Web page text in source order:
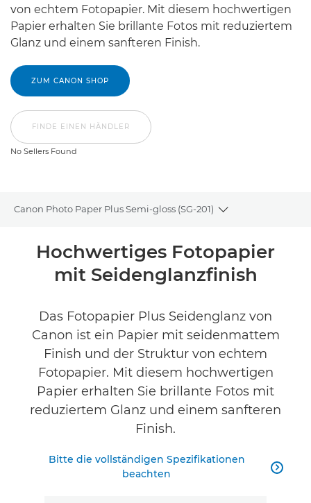
von echtem Fotopapier. Mit diesem hochwertigen
Papier erhalten Sie brillante Fotos mit reduziertem
Glanz und einem sanfteren Finish.
ZUM CANON SHOP
FINDE EINEN HÄNDLER
No Sellers Found
Canon Photo Paper Plus Semi-gloss (SG-201)
Toggle
Übersicht
Technische Daten
Produktbewertungen
FINDE EINEN HÄNDLER
Hochwertiges Fotopapier
mit Seidenglanzfinish
Das Fotopapier Plus Seidenglanz von
Canon ist ein Papier mit seidenmattem
Finish und der Struktur von echtem
Fotopapier. Mit diesem hochwertigen
Papier erhalten Sie brillante Fotos mit
reduziertem Glanz und einem sanfteren
Finish.
Bitte die vollständigen Spezifikationen
beachten
